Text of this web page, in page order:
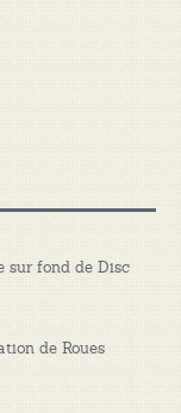
sur fond de Disc
de Roues